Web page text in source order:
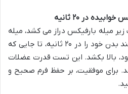
زیر میله بارفیکس دراز می کشد، میله
را می گیرد و سعی می کند بدن خود را در ۲۰ ثانیه، تا جایی که
بالا بکشد. این تست قدرت عضلات
برای موفقیت، بر حفظ فرم صحیح و